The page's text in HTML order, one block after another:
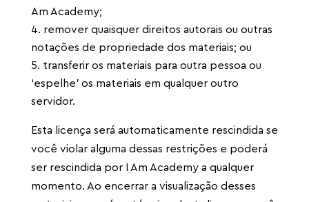
Am Academy;
remover quaisquer direitos autorais ou outras
notações de propriedade dos materiais; ou
transferir os materiais para outra pessoa ou
‘espelhe’ os materiais em qualquer outro
servidor.
Esta licença será automaticamente rescindida se
você violar alguma dessas restrições e poderá
ser rescindida por I Am Academy a qualquer
momento. Ao encerrar a visualização desses